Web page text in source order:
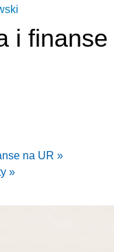
i finanse
na UR »
»